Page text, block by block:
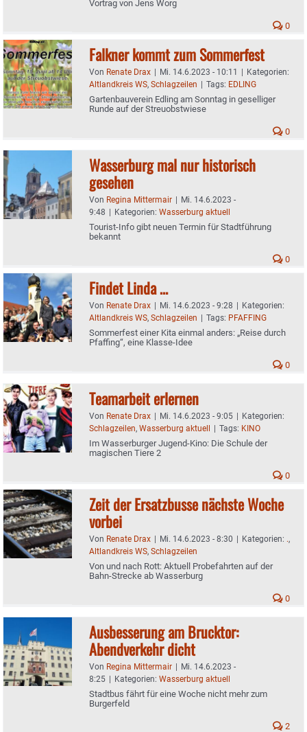
Vortrag von Jens Worg
0
Falkner kommt zum Sommerfest
Von Renate Drax | Mi. 14.6.2023 - 10:11 | Kategorien:
Altlandkreis WS, Schlagzeilen | Tags: EDLING
Gartenbauverein Edling am Sonntag in geselliger
Runde auf der Streuobstwiese
0
Wasserburg mal nur historisch
gesehen
Von Regina Mittermair | Mi. 14.6.2023 -
9:48 | Kategorien: Wasserburg aktuell
Tourist-Info gibt neuen Termin für Stadtführung
bekannt
0
Findet Linda …
Von Renate Drax | Mi. 14.6.2023 - 9:28 | Kategorien:
Altlandkreis WS, Schlagzeilen | Tags: PFAFFING
Sommerfest einer Kita einmal anders: „Reise durch
Pfaffing“, eine Klasse-Idee
0
Teamarbeit erlernen
Von Renate Drax | Mi. 14.6.2023 - 9:05 | Kategorien:
Schlagzeilen, Wasserburg aktuell | Tags: KINO
Im Wasserburger Jugend-Kino: Die Schule der
magischen Tiere 2
0
Zeit der Ersatzbusse nächste Woche
vorbei
Von Renate Drax | Mi. 14.6.2023 - 8:30 | Kategorien: .,
Altlandkreis WS, Schlagzeilen
Von und nach Rott: Aktuell Probefahrten auf der
Bahn-Strecke ab Wasserburg
0
Ausbesserung am Brucktor:
Abendverkehr dicht
Von Regina Mittermair | Mi. 14.6.2023 -
8:25 | Kategorien: Wasserburg aktuell
Stadtbus fährt für eine Woche nicht mehr zum
Burgerfeld
2